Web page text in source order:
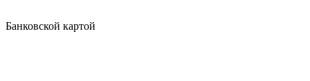
Банковской картой